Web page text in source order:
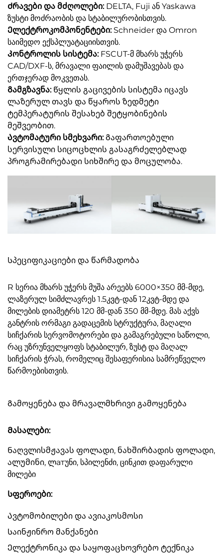
Ძრავები და მძღოლები: DELTA, Fuji ან Yaskawa
ზუსტი მოძრაობის და სტაბილურობისთვის.
Ელექტროკომპონენტები: Schneider და Omron
საიმედო ექსპლუატაციისთვის.
Კონტროლის სისტემა: FSCUT-მ მხარს უჭერს
CAD/DXF-ს, მრავალი ფაილის დამუშავებას და
ერთჯერად მოკვეთას.
Გამგზავნა: Წყლის გაცივების სისტემა იცავს
ლაზერულ თავს და წყაროს ზედმეტი
ტემპერატურის შესახებ შეტყობინების
მეშვეობით.
Ავტომატური სმეხვარი: Გაფართოებული
სერვისული სიცოცხლის გასაგრძელებლად
პროგრამირებადი სიხშირე და მოცულობა.
Სპეციფიკაციები და წარმადობა
R სერია მხარს უჭერს მუშა არეებს 6000×350 მმ-მდე,
ლაზერულ სიმძლავრეს 1.5კვტ-დან 12კვტ-მდე და
მილების დიამეტრს 120 მმ-დან 350 მმ-მდე. მას აქვს
განტრის ორმაგი გადაცემის სტრუქტურა, მაღალი
სიჩქარის სერვომოტორები და გამაგრებული საწოლი,
რაც უზრუნველყოფს სტაბილურ, ზუსტ და მაღალ
სიჩქარის ჭრას, რომელიც შესაფერისია სამრეწველო
წარმოებისთვის.
Გამოყენება და მრავალმხრივი გამოყენება
Მასალები:
Ნაღვლისმჟავას ფოლადი, ნახშირბადის ფოლადი,
ალუმინი, ლатუნი, სპილენძი, ცინკით დაფარული
მილები
Სფეროები:
Ავტომობილები და ავიაკოსმოსი
Საინჟინრო მანქანები
Ელექტრონიკა და საყოფაცხოვრებო ტექნიკა